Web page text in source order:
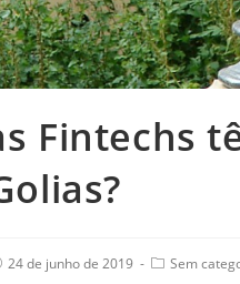
Fintechs
24 de junho de 2019 Sem